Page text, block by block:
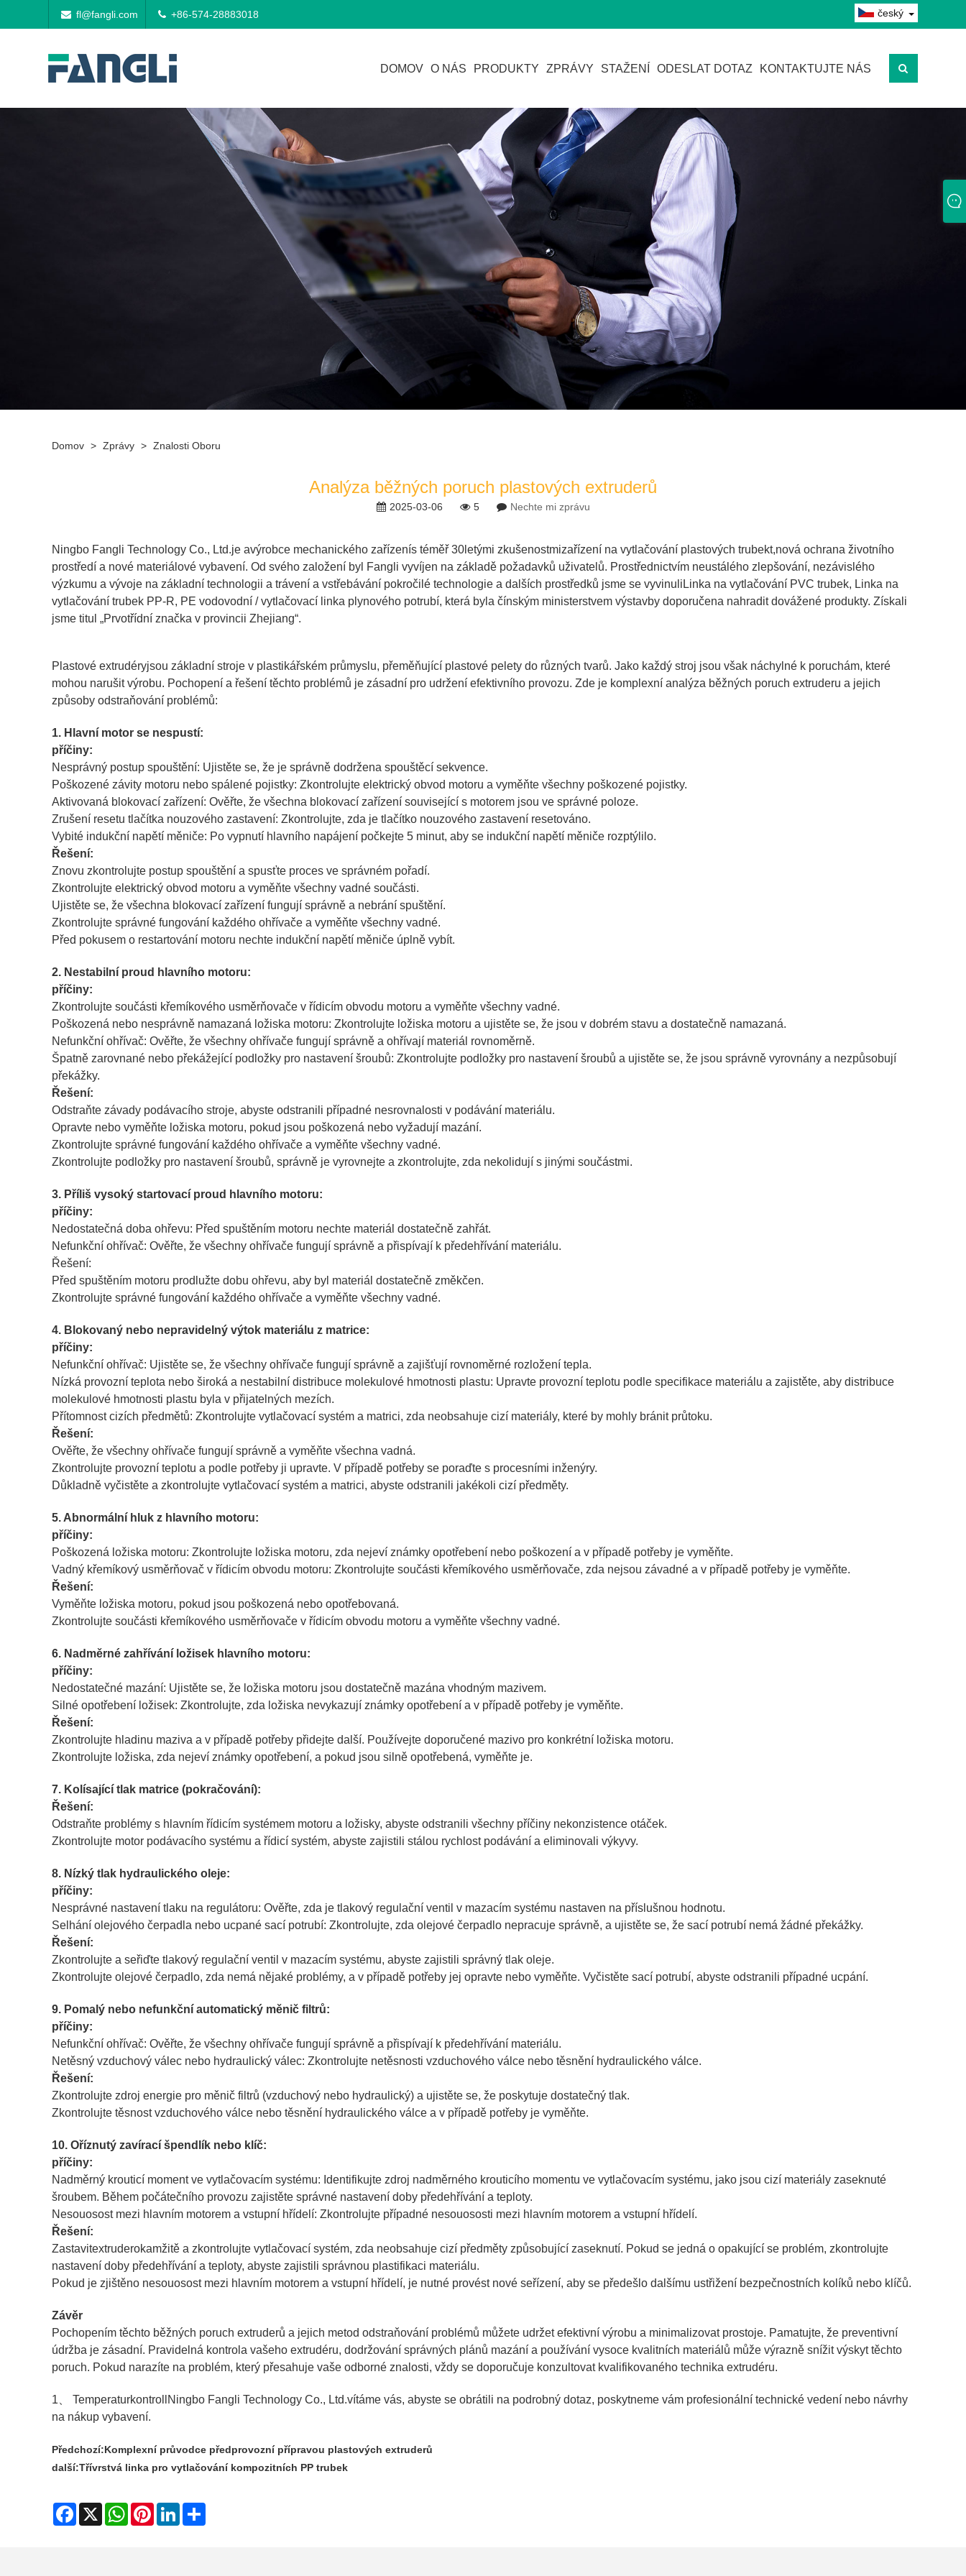
fl@fangli.com +86-574-28883018 český
DOMOV O NÁS PRODUKTY ZPRÁVY STAŽENÍ ODESLAT DOTAZ KONTAKTUJTE NÁS
Domov > Zprávy > Znalosti Oboru
Analýza běžných poruch plastových extruderů
2025-03-06 5 Nechte mi zprávu
Ningbo Fangli Technology Co., Ltd.je avýrobce mechanického zařízenís téměř 30letými zkušenostmizařízení na vytlačování plastových trubekt,nová ochrana životního
prostředí a nové materiálové vybavení. Od svého založení byl Fangli vyvíjen na základě požadavků uživatelů. Prostřednictvím neustálého zlepšování, nezávislého
výzkumu a vývoje na základní technologii a trávení a vstřebávání pokročilé technologie a dalších prostředků jsme se vyvinuli Linka na vytlačování PVC trubek, Linka na
vytlačování trubek PP-R, PE vodovodní / vytlačovací linka plynového potrubí, která byla čínským ministerstvem výstavby doporučena nahradit dovážené produkty. Získali
jsme titul „Prvotřídní značka v provincii Zhejiang“.
Plastové extrudéryjsou základní stroje v plastikářském průmyslu, přeměňující plastové pelety do různých tvarů. Jako každý stroj jsou však náchylné k poruchám, které
mohou narušit výrobu. Pochopení a řešení těchto problémů je zásadní pro udržení efektivního provozu. Zde je komplexní analýza běžných poruch extruderu a jejich
způsoby odstraňování problémů:
1. Hlavní motor se nespustí:
příčiny:
Nesprávný postup spouštění: Ujistěte se, že je správně dodržena spouštěcí sekvence.
Poškozené závity motoru nebo spálené pojistky: Zkontrolujte elektrický obvod motoru a vyměňte všechny poškozené pojistky.
Aktivovaná blokovací zařízení: Ověřte, že všechna blokovací zařízení související s motorem jsou ve správné poloze.
Zrušení resetu tlačítka nouzového zastavení: Zkontrolujte, zda je tlačítko nouzového zastavení resetováno.
Vybité indukční napětí měniče: Po vypnutí hlavního napájení počkejte 5 minut, aby se indukční napětí měniče rozptýlilo.
Řešení:
Znovu zkontrolujte postup spouštění a spusťte proces ve správném pořadí.
Zkontrolujte elektrický obvod motoru a vyměňte všechny vadné součásti.
Ujistěte se, že všechna blokovací zařízení fungují správně a nebrání spuštění.
Zkontrolujte správné fungování každého ohřívače a vyměňte všechny vadné.
Před pokusem o restartování motoru nechte indukční napětí měniče úplně vybít.
2. Nestabilní proud hlavního motoru:
příčiny:
Zkontrolujte součásti křemíkového usměrňovače v řídicím obvodu motoru a vyměňte všechny vadné.
Poškozená nebo nesprávně namazaná ložiska motoru: Zkontrolujte ložiska motoru a ujistěte se, že jsou v dobrém stavu a dostatečně namazaná.
Nefunkční ohřívač: Ověřte, že všechny ohřívače fungují správně a ohřívají materiál rovnoměrně.
Špatně zarovnané nebo překážející podložky pro nastavení šroubů: Zkontrolujte podložky pro nastavení šroubů a ujistěte se, že jsou správně vyrovnány a nezpůsobují
překážky.
Řešení:
Odstraňte závady podávacího stroje, abyste odstranili případné nesrovnalosti v podávání materiálu.
Opravte nebo vyměňte ložiska motoru, pokud jsou poškozená nebo vyžadují mazání.
Zkontrolujte správné fungování každého ohřívače a vyměňte všechny vadné.
Zkontrolujte podložky pro nastavení šroubů, správně je vyrovnejte a zkontrolujte, zda nekolidují s jinými součástmi.
3. Příliš vysoký startovací proud hlavního motoru:
příčiny:
Nedostatečná doba ohřevu: Před spuštěním motoru nechte materiál dostatečně zahřát.
Nefunkční ohřívač: Ověřte, že všechny ohřívače fungují správně a přispívají k předehřívání materiálu.
Řešení:
Před spuštěním motoru prodlužte dobu ohřevu, aby byl materiál dostatečně změkčen.
Zkontrolujte správné fungování každého ohřívače a vyměňte všechny vadné.
4. Blokovaný nebo nepravidelný výtok materiálu z matrice:
příčiny:
Nefunkční ohřívač: Ujistěte se, že všechny ohřívače fungují správně a zajišťují rovnoměrné rozložení tepla.
Nízká provozní teplota nebo široká a nestabilní distribuce molekulové hmotnosti plastu: Upravte provozní teplotu podle specifikace materiálu a zajistěte, aby distribuce
molekulové hmotnosti plastu byla v přijatelných mezích.
Přítomnost cizích předmětů: Zkontrolujte vytlačovací systém a matrici, zda neobsahuje cizí materiály, které by mohly bránit průtoku.
Řešení:
Ověřte, že všechny ohřívače fungují správně a vyměňte všechna vadná.
Zkontrolujte provozní teplotu a podle potřeby ji upravte. V případě potřeby se poraďte s procesními inženýry.
Důkladně vyčistěte a zkontrolujte vytlačovací systém a matrici, abyste odstranili jakékoli cizí předměty.
5. Abnormální hluk z hlavního motoru:
příčiny:
Poškozená ložiska motoru: Zkontrolujte ložiska motoru, zda nejeví známky opotřebení nebo poškození a v případě potřeby je vyměňte.
Vadný křemíkový usměrňovač v řídicím obvodu motoru: Zkontrolujte součásti křemíkového usměrňovače, zda nejsou závadné a v případě potřeby je vyměňte.
Řešení:
Vyměňte ložiska motoru, pokud jsou poškozená nebo opotřebovaná.
Zkontrolujte součásti křemíkového usměrňovače v řídicím obvodu motoru a vyměňte všechny vadné.
6. Nadměrné zahřívání ložisek hlavního motoru:
příčiny:
Nedostatečné mazání: Ujistěte se, že ložiska motoru jsou dostatečně mazána vhodným mazivem.
Silné opotřebení ložisek: Zkontrolujte, zda ložiska nevykazují známky opotřebení a v případě potřeby je vyměňte.
Řešení:
Zkontrolujte hladinu maziva a v případě potřeby přidejte další. Používejte doporučené mazivo pro konkrétní ložiska motoru.
Zkontrolujte ložiska, zda nejeví známky opotřebení, a pokud jsou silně opotřebená, vyměňte je.
7. Kolísající tlak matrice (pokračování):
Řešení:
Odstraňte problémy s hlavním řídicím systémem motoru a ložisky, abyste odstranili všechny příčiny nekonzistence otáček.
Zkontrolujte motor podávacího systému a řídicí systém, abyste zajistili stálou rychlost podávání a eliminovali výkyvy.
8. Nízký tlak hydraulického oleje:
příčiny:
Nesprávné nastavení tlaku na regulátoru: Ověřte, zda je tlakový regulační ventil v mazacím systému nastaven na příslušnou hodnotu.
Selhání olejového čerpadla nebo ucpané sací potrubí: Zkontrolujte, zda olejové čerpadlo nepracuje správně, a ujistěte se, že sací potrubí nemá žádné překážky.
Řešení:
Zkontrolujte a seřiďte tlakový regulační ventil v mazacím systému, abyste zajistili správný tlak oleje.
Zkontrolujte olejové čerpadlo, zda nemá nějaké problémy, a v případě potřeby jej opravte nebo vyměňte. Vyčistěte sací potrubí, abyste odstranili případné ucpání.
9. Pomalý nebo nefunkční automatický měnič filtrů:
příčiny:
Nefunkční ohřívač: Ověřte, že všechny ohřívače fungují správně a přispívají k předehřívání materiálu.
Netěsný vzduchový válec nebo hydraulický válec: Zkontrolujte netěsnosti vzduchového válce nebo těsnění hydraulického válce.
Řešení:
Zkontrolujte zdroj energie pro měnič filtrů (vzduchový nebo hydraulický) a ujistěte se, že poskytuje dostatečný tlak.
Zkontrolujte těsnost vzduchového válce nebo těsnění hydraulického válce a v případě potřeby je vyměňte.
10. Oříznutý zavírací špendlík nebo klíč:
příčiny:
Nadměrný krouticí moment ve vytlačovacím systému: Identifikujte zdroj nadměrného krouticího momentu ve vytlačovacím systému, jako jsou cizí materiály zaseknuté
šroubem. Během počátečního provozu zajistěte správné nastavení doby předehřívání a teploty.
Nesouosost mezi hlavním motorem a vstupní hřídelí: Zkontrolujte případné nesouososti mezi hlavním motorem a vstupní hřídelí.
Řešení:
Zastavitextruderokamžitě a zkontrolujte vytlačovací systém, zda neobsahuje cizí předměty způsobující zaseknutí. Pokud se jedná o opakující se problém, zkontrolujte
nastavení doby předehřívání a teploty, abyste zajistili správnou plastifikaci materiálu.
Pokud je zjištěno nesouosost mezi hlavním motorem a vstupní hřídelí, je nutné provést nové seřízení, aby se předešlo dalšímu ustřižení bezpečnostních kolíků nebo klíčů.
Závěr
Pochopením těchto běžných poruch extruderů a jejich metod odstraňování problémů můžete udržet efektivní výrobu a minimalizovat prostoje. Pamatujte, že preventivní
údržba je zásadní. Pravidelná kontrola vašeho extrudéru, dodržování správných plánů mazání a používání vysoce kvalitních materiálů může výrazně snížit výskyt těchto
poruch. Pokud narazíte na problém, který přesahuje vaše odborné znalosti, vždy se doporučuje konzultovat kvalifikovaného technika extrudéru.
1、 Temperaturkontroll Ningbo Fangli Technology Co., Ltd.vítáme vás, abyste se obrátili na podrobný dotaz, poskytneme vám profesionální technické vedení nebo návrhy
na nákup vybavení.
Předchozí:Komplexní průvodce předprovozní přípravou plastových extruderů
další:Třívrstvá linka pro vytlačování kompozitních PP trubek
Facebook
X WhatsAppPinterestLinkedIn